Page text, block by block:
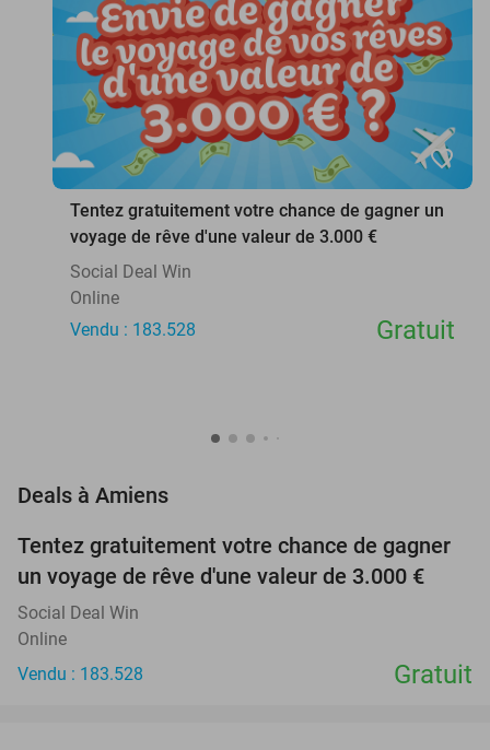
favorite_border
Tentez gratuitement votre chance de gagner un
voyage de rêve d'une valeur de 3.000 €
Social Deal Win
Online
Vendu : 183.528
Gratuit
Deals à Amiens
Tentez gratuitement votre chance de gagner
un voyage de rêve d'une valeur de 3.000 €
Social Deal Win
Online
Vendu : 183.528
Gratuit